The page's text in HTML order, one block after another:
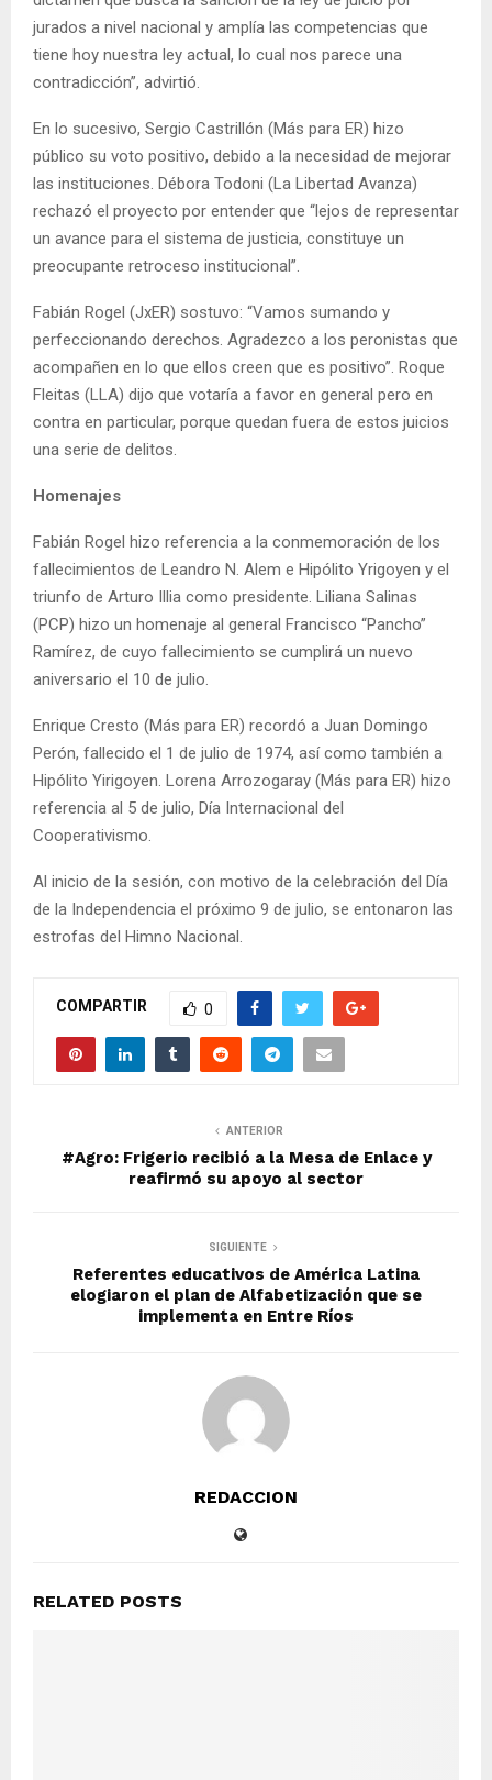
jurados a nivel nacional y amplía las competencias que
tiene hoy nuestra ley actual, lo cual nos parece una
contradicción”, advirtió.
En lo sucesivo, Sergio Castrillón (Más para ER) hizo
público su voto positivo, debido a la necesidad de mejorar
las instituciones. Débora Todoni (La Libertad Avanza)
rechazó el proyecto por entender que “lejos de representar
un avance para el sistema de justicia, constituye un
preocupante retroceso institucional”.
Fabián Rogel (JxER) sostuvo: “Vamos sumando y
perfeccionando derechos. Agradezco a los peronistas que
acompañen en lo que ellos creen que es positivo”. Roque
Fleitas (LLA) dijo que votaría a favor en general pero en
contra en particular, porque quedan fuera de estos juicios
una serie de delitos.
Homenajes
Fabián Rogel hizo referencia a la conmemoración de los
fallecimientos de Leandro N. Alem e Hipólito Yrigoyen y el
triunfo de Arturo Illia como presidente. Liliana Salinas
(PCP) hizo un homenaje al general Francisco “Pancho”
Ramírez, de cuyo fallecimiento se cumplirá un nuevo
aniversario el 10 de julio.
Enrique Cresto (Más para ER) recordó a Juan Domingo
Perón, fallecido el 1 de julio de 1974, así como también a
Hipólito Yirigoyen. Lorena Arrozogaray (Más para ER) hizo
referencia al 5 de julio, Día Internacional del
Cooperativismo.
Al inicio de la sesión, con motivo de la celebración del Día
de la Independencia el próximo 9 de julio, se entonaron las
estrofas del Himno Nacional.
COMPARTIR 0
ANTERIOR
#Agro: Frigerio recibió a la Mesa de Enlace y
reafirmó su apoyo al sector
SIGUIENTE
Referentes educativos de América Latina
elogiaron el plan de Alfabetización que se
implementa en Entre Ríos
REDACCION
RELATED POSTS